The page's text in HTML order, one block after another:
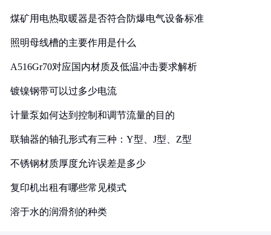
煤矿用电热取暖器是否符合防爆电气设备标准
照明母线槽的主要作用是什么
A516Gr70对应国内材质及低温冲击要求解析
镀镍钢带可以过多少电流
计量泵如何达到控制和调节流量的目的
联轴器的轴孔形式有三种：Y型、J型、Z型
不锈钢材质厚度允许误差是多少
复印机出租有哪些常见模式
溶于水的润滑剂的种类